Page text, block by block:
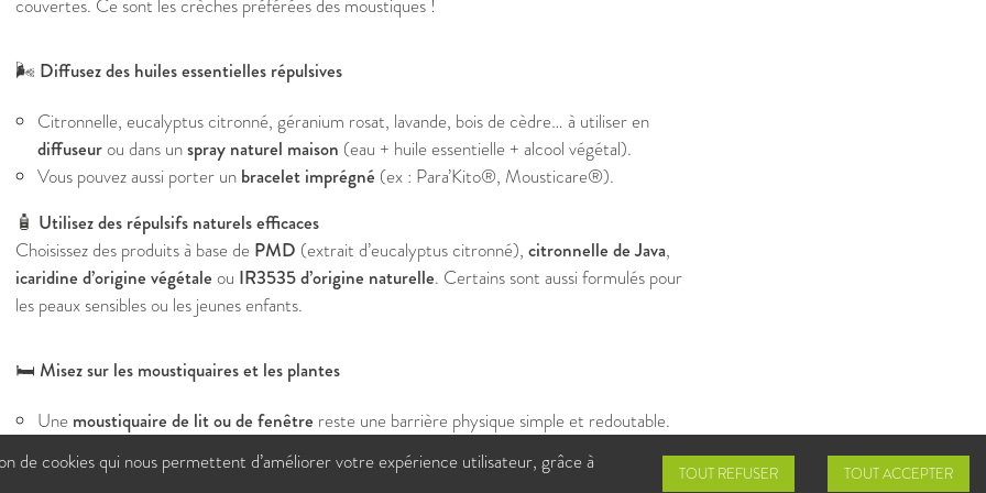
couvertes. Ce sont les crèches préférées des moustiques !
🌬️ Diffusez des huiles essentielles répulsives
Citronnelle, eucalyptus citronné, géranium rosat, lavande, bois de cèdre… à utiliser en
diffuseurou dans unspray naturel maison (eau + huile essentielle + alcool végétal).
Vous pouvez aussi porter un bracelet imprégné (ex : Para’Kito®, Mousticare®).
🧴 Utilisez des répulsifs naturels efficaces
Choisissez des produits à base de PMD (extrait d’eucalyptus citronné), citronnelle de Java,
icaridine d’origine végétale ou IR3535 d’origine naturelle. Certains sont aussi formulés pour
les peaux sensibles ou les jeunes enfants.
🛏️ Misez sur les moustiquaires et les plantes
Une moustiquaire de lit ou de fenêtre reste une barrière physique simple et redoutable.
Certaines
comme le basilic, la citronnelle, ou la mélisse peuvent avoir un
effet dissuasif près des fenêtres.
de cookies qui nous permettent d’améliorer votre expérience utilisateur, grâce à
TOUT REFUSER TOUT ACCEPTER